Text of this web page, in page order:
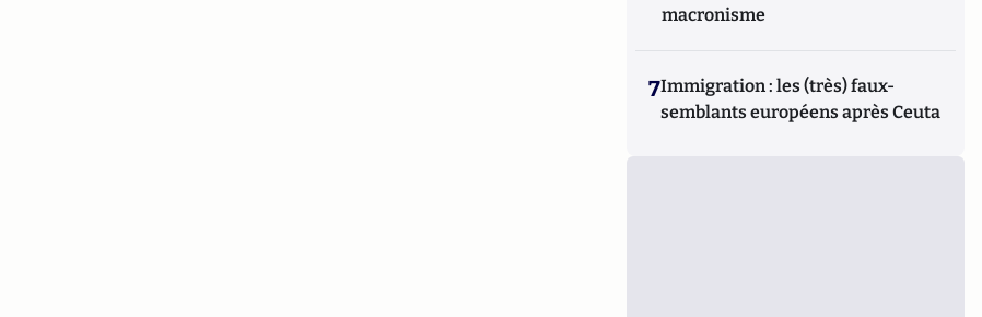
macronisme
7Immigration : les (très) faux-
semblants européens après Ceuta